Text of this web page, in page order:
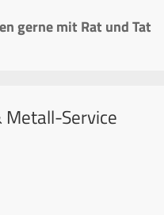
gerne mit Rat und Tat
Metall-Service